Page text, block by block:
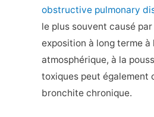
obstructive pulmonary
le plus souvent causé
exposition à long terme à
atmosphérique, à la
toxiques peut également
bronchite chronique.